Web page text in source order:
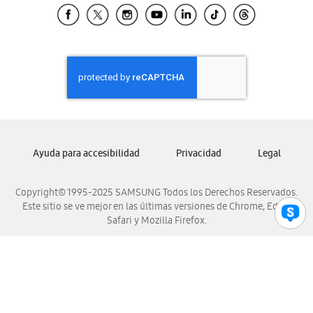
Samsung El Salvador
Samsung Honduras
Samsung Nicaragua
Samsung Panamá
Samsung Venezuela
Copyright© 1995-2025 SAMSUNG Todos los Derechos Reservados.
Este sitio se ve mejor en las últimas versiones de Chrome, Edge,
Safari y Mozilla Firefox.
Ayuda para accesibilidad Privacidad Legal